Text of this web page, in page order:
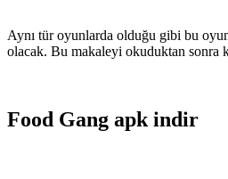
Aynı tür oyunlarda olduğu gibi bu
olacak. Bu makaleyi okuduktan sonra
Food Gang apk indir